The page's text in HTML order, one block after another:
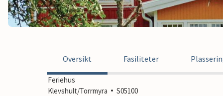
Oversikt Fasiliteter
Feriehus
Klevshult/Torrmyra
S05100